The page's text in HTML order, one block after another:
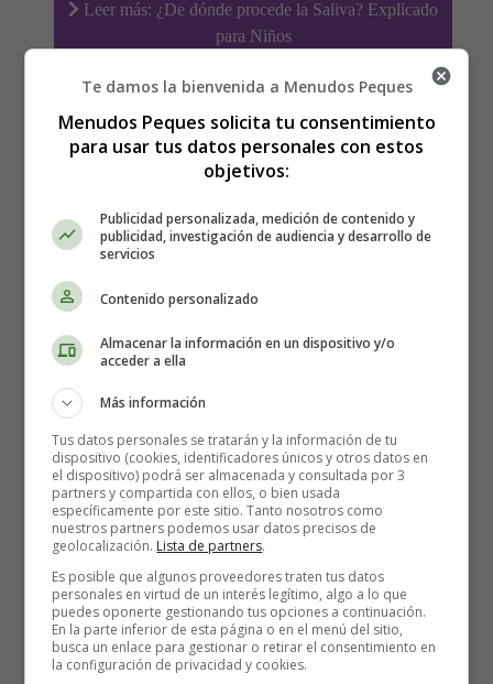
Leer más: ¿De dónde procede la Saliva? Explicado
para Niños
¿Qué es la Tensión Arterial?
Te damos la bienvenida a Menudos Peques
Menudos Peques solicita tu consentimiento
para usar tus datos personales con estos
objetivos:
Publicidad personalizada, medición de contenido y
publicidad, investigación de audiencia y desarrollo de
servicios
Contenido personalizado
Almacenar la información en un dispositivo y/o
acceder a ella
Más información
Tus datos personales se tratarán y la información de tu
dispositivo (cookies, identificadores únicos y otros datos en
el dispositivo) podrá ser almacenada y consultada por 3
partners y compartida con ellos, o bien usada
específicamente por este sitio. Tanto nosotros como
nuestros partners podemos usar datos precisos de
geolocalización. Lista de partners.
Es posible que algunos proveedores traten tus datos
personales en virtud de un interés legítimo, algo a lo que
puedes oponerte gestionando tus opciones a continuación.
En la parte inferior de esta página o en el menú del sitio,
busca un enlace para gestionar o retirar el consentimiento en
la configuración de privacidad y cookies.